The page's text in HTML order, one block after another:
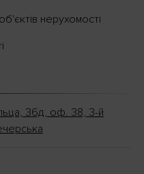
нерухомості
36д, оф. 38, 3-й